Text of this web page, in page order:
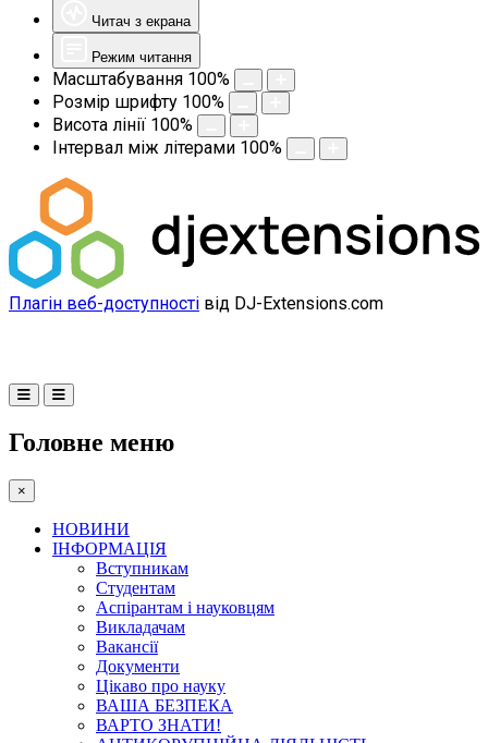
Читач з екрана
Режим читання
Масштабування 100%
Розмір шрифту 100%
Висота лінії 100%
Інтервал між літерами 100%
Плагін веб-доступності від DJ-Extensions.com
Головне меню
×
НОВИНИ
ІНФОРМАЦІЯ
Вступникам
Студентам
Аспірантам і науковцям
Викладачам
Вакансії
Документи
Цікаво про науку
ВАША БЕЗПЕКА
ВАРТО ЗНАТИ!